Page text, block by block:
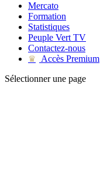
Mercato
Formation
Statistiques
Peuple Vert TV
Contactez-nous
♛
Accès Premium
Sélectionner une page